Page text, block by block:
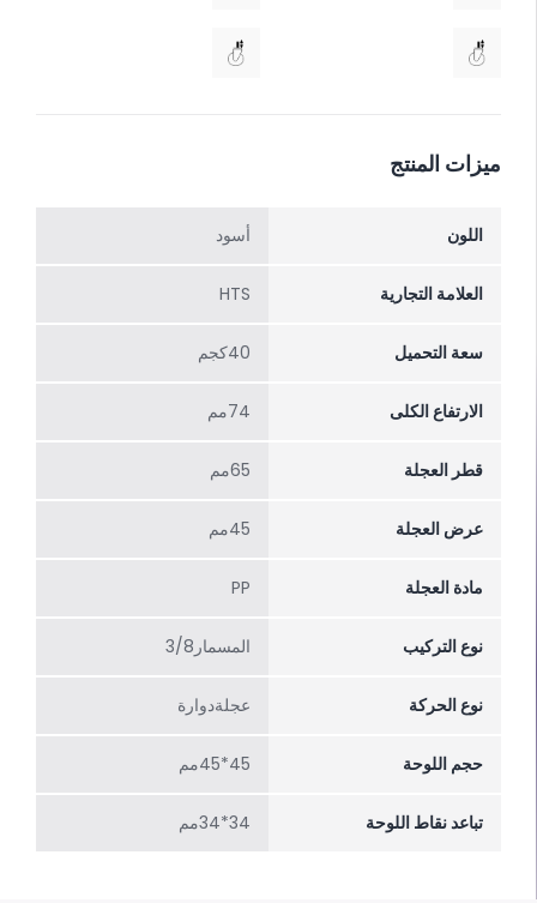
ميزات المنتج
اللون أسود
العلامة التجارية HTS
سعة التحميل 40كجم
الارتفاع الکلی 74مم
قطر العجلة 65مم
عرض العجلة 45مم
مادة العجلة PP
نوع التركيب المسمار3/8
نوع الحركة عجلةدوارة
حجم اللوحة 45*45مم
تباعد نقاط اللوحة 34*34مم